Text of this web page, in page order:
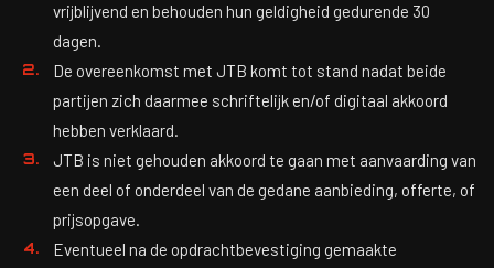
vrijblijvend en behouden hun geldigheid gedurende 30
dagen.
De overeenkomst met JTB komt tot stand nadat beide
partijen zich daarmee schriftelijk en/of digitaal akkoord
hebben verklaard.
JTB is niet gehouden akkoord te gaan met aanvaarding van
een deel of onderdeel van de gedane aanbieding, offerte, of
prijsopgave.
Eventueel na de opdrachtbevestiging gemaakte